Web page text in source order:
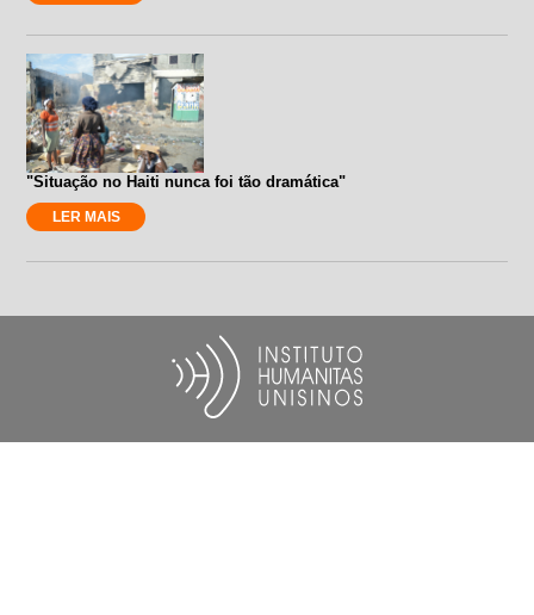
"Situação no Haiti nunca foi tão dramática"
LER MAIS